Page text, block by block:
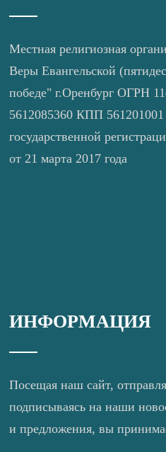
Местная религиозная
Веры Евангельской
победе" г.Оренбург ОГРН
5612085360 КПП 561201001
государственной
от 21 марта 2017 года
ИНФОРМАЦИЯ
Посещая наш сайт,
подписываясь на наши
и предложения, вы